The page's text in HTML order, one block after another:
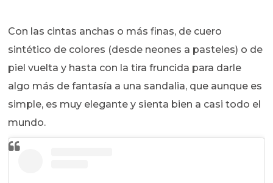
Con las cintas anchas o más finas, de cuero
sintético de colores (desde neones a pasteles) o de
piel vuelta y hasta con la tira fruncida para darle
algo más de fantasía a una sandalia, que aunque es
simple, es muy elegante y sienta bien a casi todo el
mundo.